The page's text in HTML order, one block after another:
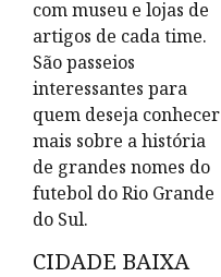
com museu e lojas de
artigos de cada time.
São passeios
interessantes para
quem deseja conhecer
mais sobre a história
de grandes nomes do
futebol do Rio Grande
do Sul.
CIDADE BAIXA